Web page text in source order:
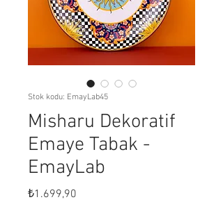
Stok kodu: EmayLab45
Misharu Dekoratif
Emaye Tabak -
EmayLab
₺1.699,90